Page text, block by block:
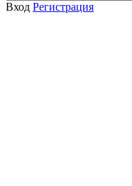
Вход Регистрация